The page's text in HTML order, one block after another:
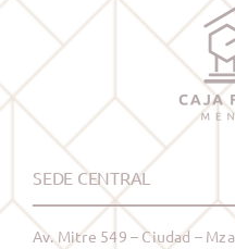
SEDE CENTRAL
Av. Mitre 549 – Ciudad – Mza